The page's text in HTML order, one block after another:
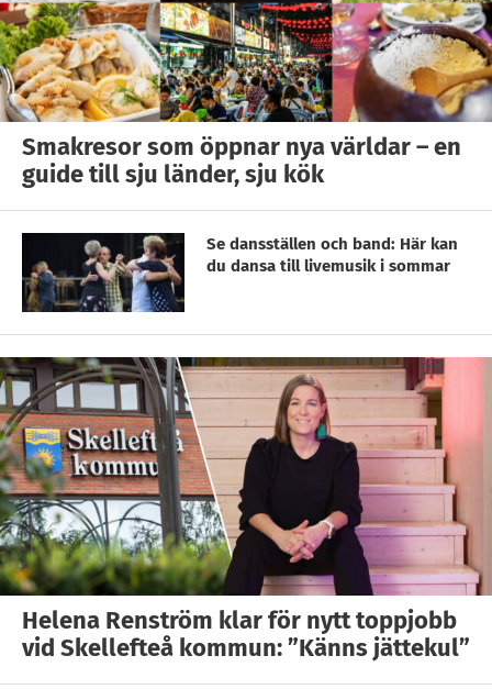
Smakresor som öppnar nya världar – en
guide till sju länder, sju kök
Se dansställen och band: Här kan
du dansa till livemusik i sommar
Helena Renström klar för nytt toppjobb
vid Skellefteå kommun: ”Känns jättekul”